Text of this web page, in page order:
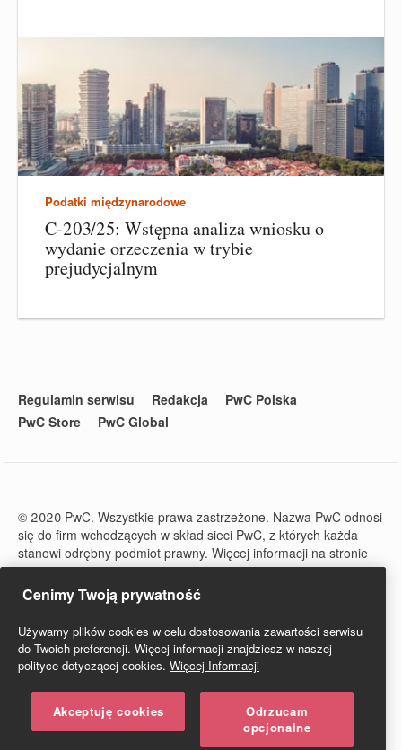
Podatki międzynarodowe
C-203/25: Wstępna analiza wniosku o
wydanie orzeczenia w trybie
prejudycjalnym
Regulamin serwisu Redakcja
PwC Polska
PwC Store
PwC Global
© 2020 PwC. Wszystkie prawa zastrzeżone. Nazwa PwC odnosi
się do firm wchodzących w skład sieci PwC, z których każda
stanowi odrębny podmiot prawny. Więcej informacji na stronie
www.pwc.com/structure.
PwC Studio - Prawo i Podatki jest zarejestrowanym tytułem
prasowym o numerze ISSN 2719-6151.
Cenimy Twoją prywatność
Używamy plików cookies w celu dostosowania zawartości serwisu
do Twoich preferencji. Więcej informacji znajdziesz w naszej
polityce dotyczącej cookies. Więcej Informacji
Akceptuję cookies
Odrzucam
opcjonalne